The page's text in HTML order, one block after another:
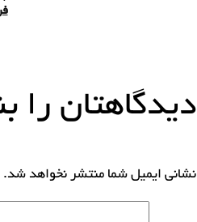
دیدگاهتان را
نشانی ایمیل شما منتشر نخواهد شد.